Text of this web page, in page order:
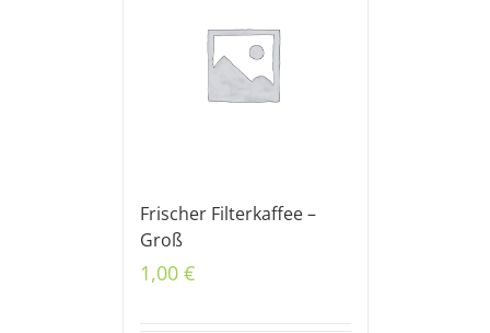
Frischer Filterkaffee –
Groß
1,00 €